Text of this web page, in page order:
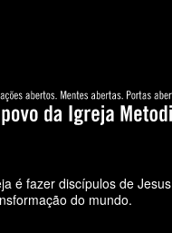
é fazer discípulos de Jesus
do mundo.